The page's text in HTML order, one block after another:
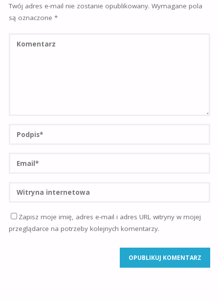
Twój adres e-mail nie zostanie opublikowany. Wymagane pola
są oznaczone *
Zapisz moje imię, adres e-mail i adres URL witryny w mojej
przeglądarce na potrzeby kolejnych komentarzy.